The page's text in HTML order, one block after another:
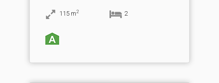
115 m2 2